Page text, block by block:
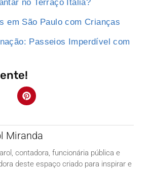
no Terraço Itália?
em São Paulo com Crianças
Passeios Imperdível com
Miranda
contadora, funcionária pública e
deste espaço criado para inspirar e